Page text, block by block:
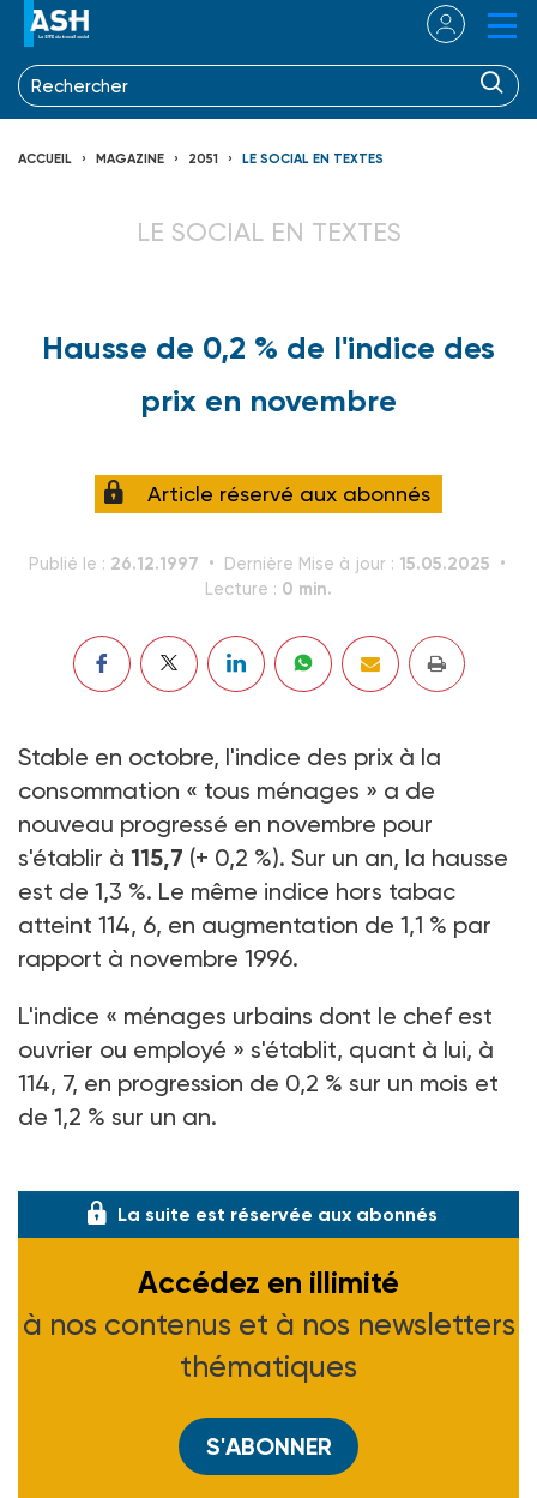
ACCUEIL MAGAZINE 2051 LE SOCIAL EN TEXTES
LE SOCIAL EN TEXTES
Hausse de 0,2 % de l'indice des
prix en novembre
Article réservé aux abonnés
Publié le : 26.12.1997 Dernière Mise à jour : 15.05.2025
Lecture : 0 min.
Stable en octobre, l'indice des prix à la
consommation « tous ménages » a de
nouveau progressé en novembre pour
s'établir à 115,7 (+ 0,2 %). Sur un an, la hausse
est de 1,3 %. Le même indice hors tabac
atteint 114, 6, en augmentation de 1,1 % par
rapport à novembre 1996.
L'indice « ménages urbains dont le chef est
ouvrier ou employé » s'établit, quant à lui, à
114, 7, en progression de 0,2 % sur un mois et
de 1,2 % sur un an.
La suite est réservée aux abonnés
Accédez en illimité
à nos contenus et à nos newsletters
thématiques
S'ABONNER